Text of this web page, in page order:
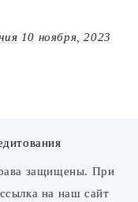
10 ноября, 2023
защищены. При
на наш сайт